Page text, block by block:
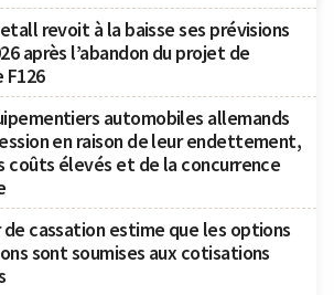
revoit à la baisse ses prévisions
après l’abandon du projet de
automobiles allemands
en raison de leur endettement,
coûts élevés et de la concurrence
de cassation estime que les options
sont soumises aux cotisations